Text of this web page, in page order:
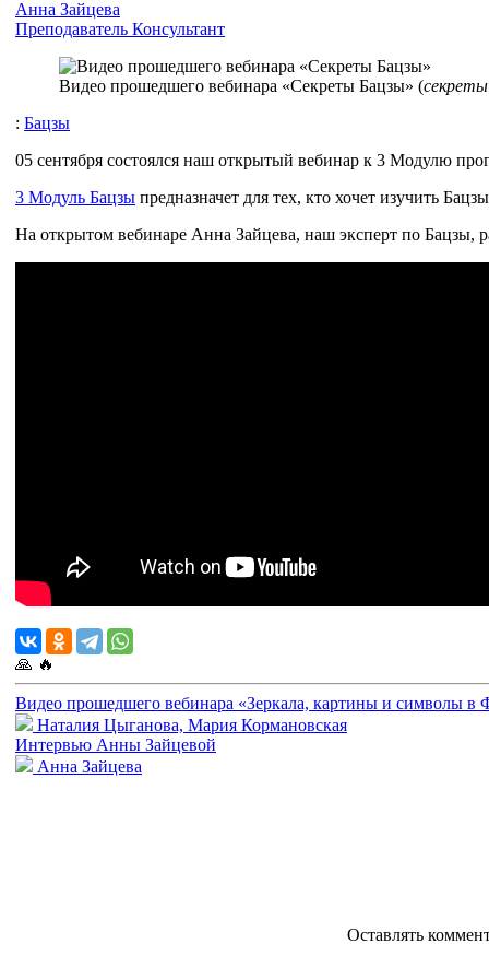
Анна Зайцева
Преподаватель Консультант
Видео прошедшего вебинара «Секреты Бацзы» (секреты
: Бацзы
05 сентября состоялся наш открытый вебинар к 3 Модулю
3 Модуль Бацзы предназначет для тех, кто хочет изучить
На открытом вебинаре Анна Зайцева, наш эксперт по Бацзы,
🙏 🔥
Видео прошедшего вебинара «Зеркала, картины и символы
Наталия Цыганова, Мария Кормановская
Интервью Анны Зайцевой
Анна Зайцева
Оставлять